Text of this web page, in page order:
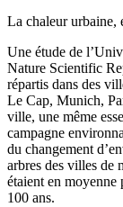
La chaleur urbaine,
Une étude de
Nature Scientific
répartis dans des
Le Cap, Munich,
ville, une même
campagne
du changement
arbres des villes de
étaient en moyenne
100 ans.